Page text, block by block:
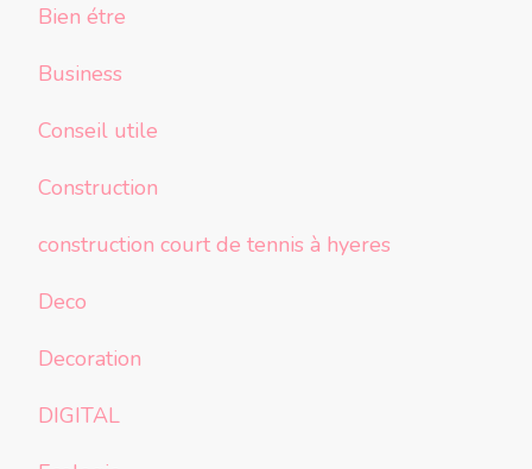
Bien étre
Business
Conseil utile
Construction
construction court de tennis à hyeres
Deco
Decoration
DIGITAL